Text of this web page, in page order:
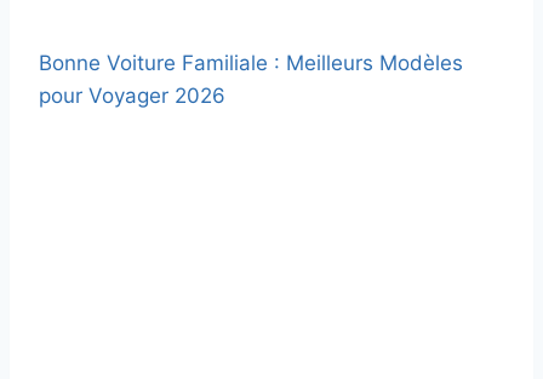
Bonne Voiture Familiale : Meilleurs Modèles
pour Voyager 2026